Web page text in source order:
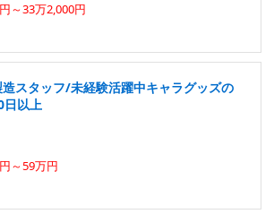
～33万2,000円
スタッフ/未経験活躍中キャラグッズの
日以上
～59万円